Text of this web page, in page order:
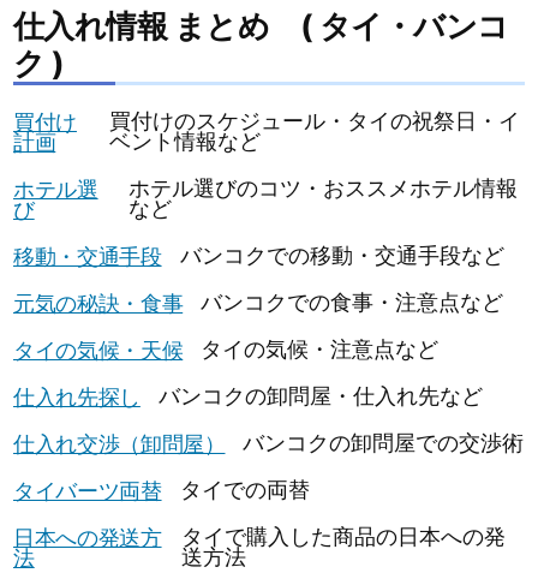
仕入れ情報 まとめ ( タイ・バンコ
ク )
買付け
計画
買付けのスケジュール・タイの祝祭日・イ
ベント情報など
ホテル選
び
ホテル選びのコツ・おススメホテル情報
など
移動・交通手段 バンコクでの移動・交通手段など
元気の秘訣・食事 バンコクでの食事・注意点など
タイの気候・天候 タイの気候・注意点など
仕入れ先探し バンコクの卸問屋・仕入れ先など
仕入れ交渉（卸問屋） バンコクの卸問屋での交渉術
タイバーツ両替 タイでの両替
日本への発送方
法
タイで購入した商品の日本への発
送方法